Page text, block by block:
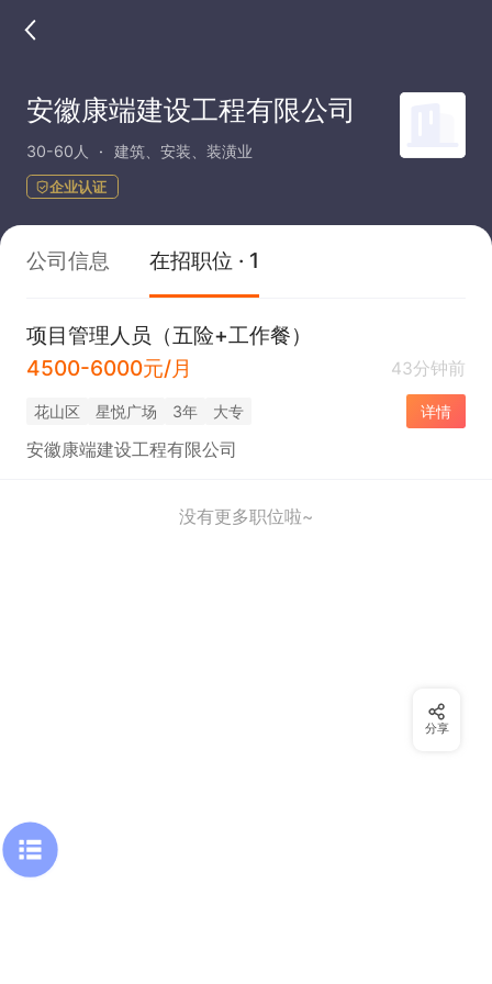
安徽康端建设工程有限公司
30-60人 建筑、安装、装潢业
企业认证
公司信息 在招职位 · 1
项目管理人员（五险+工作餐）
4500-6000元/月
43分钟前
花山区 星悦广场 3年 大专 详情
安徽康端建设工程有限公司
没有更多职位啦~
分享